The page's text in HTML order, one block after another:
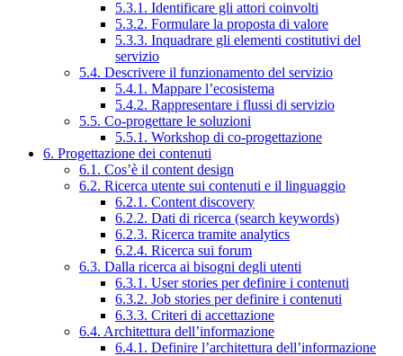
5.3.1. Identificare gli attori coinvolti
5.3.2. Formulare la proposta di valore
5.3.3. Inquadrare gli elementi costitutivi del
servizio
5.4. Descrivere il funzionamento del servizio
5.4.1. Mappare l’ecosistema
5.4.2. Rappresentare i flussi di servizio
5.5. Co-progettare le soluzioni
5.5.1. Workshop di co-progettazione
6. Progettazione dei contenuti
6.1. Cos’è il content design
6.2. Ricerca utente sui contenuti e il linguaggio
6.2.1. Content discovery
6.2.2. Dati di ricerca (search keywords)
6.2.3. Ricerca tramite analytics
6.2.4. Ricerca sui forum
6.3. Dalla ricerca ai bisogni degli utenti
6.3.1. User stories per definire i contenuti
6.3.2. Job stories per definire i contenuti
6.3.3. Criteri di accettazione
6.4. Architettura dell’informazione
6.4.1. Definire l’architettura dell’informazione